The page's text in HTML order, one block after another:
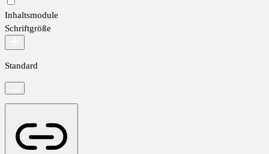
Inhaltsmodule
Schriftgröße
Standard